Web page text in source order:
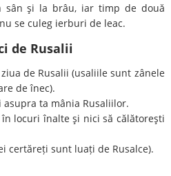
şi la brâu, iar timp de două
se culeg ierburi de leac.
de Rusalii
de Rusalii (usaliile sunt zânele
de înec).
asupra ta mânia Rusaliilor.
locuri înalte şi nici să călătoreşti
certăreți sunt luați de Rusalce).